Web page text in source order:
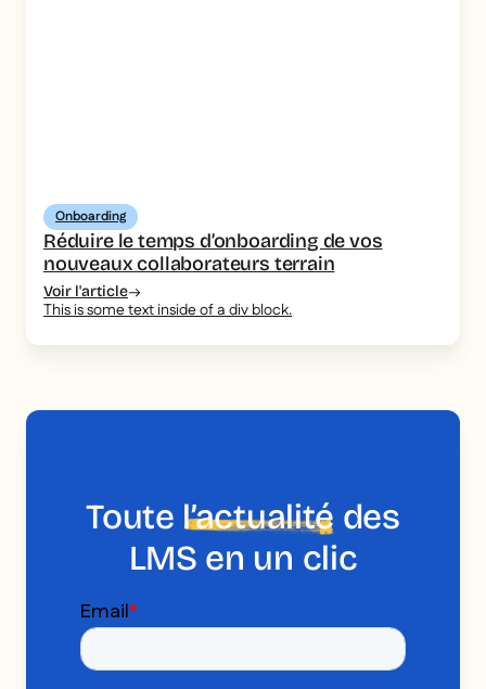
Onboarding
Réduire le temps d’onboarding de vos
nouveaux collaborateurs terrain
Voir l'article
This is some text inside of a div block.
Toute l’actualité des
LMS en un clic